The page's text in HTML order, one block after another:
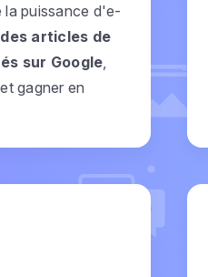
la puissance d'e-
articles de
sur Google
gagner en